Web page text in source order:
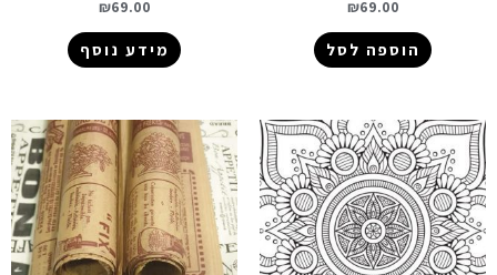
₪69.00
הוספה לסל
₪69.00
מידע נוסף